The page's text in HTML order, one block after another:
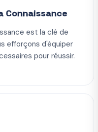
Connaissance
est la clé de
efforçons d'équiper
pour réussir.